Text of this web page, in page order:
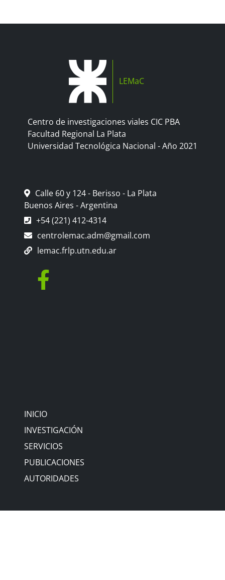
LEMaC
Centro de investigaciones viales CIC PBA
Facultad Regional La Plata
Universidad Tecnológica Nacional - Año 2021
Calle 60 y 124 - Berisso - La Plata
Buenos Aires - Argentina
+54 (221) 412-4314
centrolemac.adm@gmail.com
lemac.frlp.utn.edu.ar
INICIO
INVESTIGACIÓN
SERVICIOS
PUBLICACIONES
AUTORIDADES